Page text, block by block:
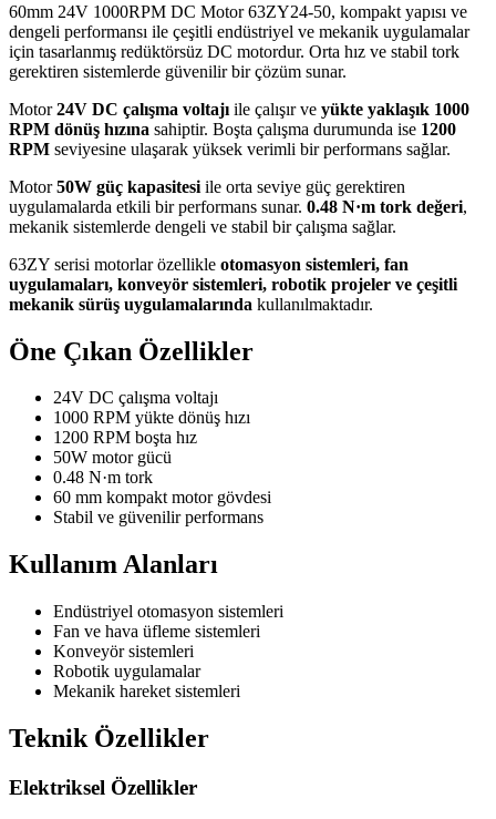
60mm 24V 1000RPM DC Motor 63ZY24-50, kompakt yapısı ve
dengeli performansı ile çeşitli endüstriyel ve mekanik uygulamalar
için tasarlanmış redüktörsüz DC motordur. Orta hız ve stabil tork
gerektiren sistemlerde güvenilir bir çözüm sunar.
Motor24V DC çalışma voltajı ile çalışır ve yükte yaklaşık 1000
RPM dönüş hızına sahiptir. Boşta çalışma durumunda ise 1200
RPM seviyesine ulaşarak yüksek verimli bir performans sağlar.
Motor50W güç kapasitesi ile orta seviye güç gerektiren
uygulamalarda etkili bir performans sunar. 0.48 N·m tork değeri,
mekanik sistemlerde dengeli ve stabil bir çalışma sağlar.
63ZY serisi motorlar özellikle otomasyon sistemleri, fan
uygulamaları, konveyör sistemleri, robotik projeler ve çeşitli
mekanik sürüş uygulamalarında kullanılmaktadır.
Öne Çıkan Özellikler
24V DC çalışma voltajı
1000 RPM yükte dönüş hızı
1200 RPM boşta hız
50W motor gücü
0.48 N·m tork
60 mm kompakt motor gövdesi
Stabil ve güvenilir performans
Kullanım Alanları
Endüstriyel otomasyon sistemleri
Fan ve hava üfleme sistemleri
Konveyör sistemleri
Robotik uygulamalar
Mekanik hareket sistemleri
Teknik Özellikler
Elektriksel Özellikler